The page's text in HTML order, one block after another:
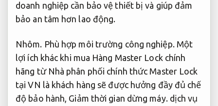
doanh nghiệp cần bảo vệ thiết bị và giúp đảm
bảo an tâm hơn lao động.
Nhôm. Phù hợp môi trường công nghiệp. Một
lợi ích khác khi mua Hàng Master Lock chính
hãng từ Nhà phân phối chính thức Master Lock
tại VN là khách hàng sẽ được hưởng đầy đủ chế
độ bảo hành, Giảm thời gian dừng máy. dịch vụ